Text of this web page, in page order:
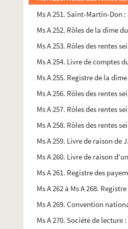
Ms A 251. Saint-Martin-Don
Ms A 252. Rôles de la dîme
Ms A 253. Rôles des rentes
Ms A 254. Livre de comptes
Ms A 255. Registre de la
Ms A 256. Rôles des rentes
Ms A 257. Rôles des rentes
Ms A 258. Rôles des rentes
Ms A 259. Livre de raison de
Ms A 260. Livre de raison
Ms A 261. Registre des
Ms A 262 à Ms A 268.
Ms A 269. Convention
Ms A 270. Société de